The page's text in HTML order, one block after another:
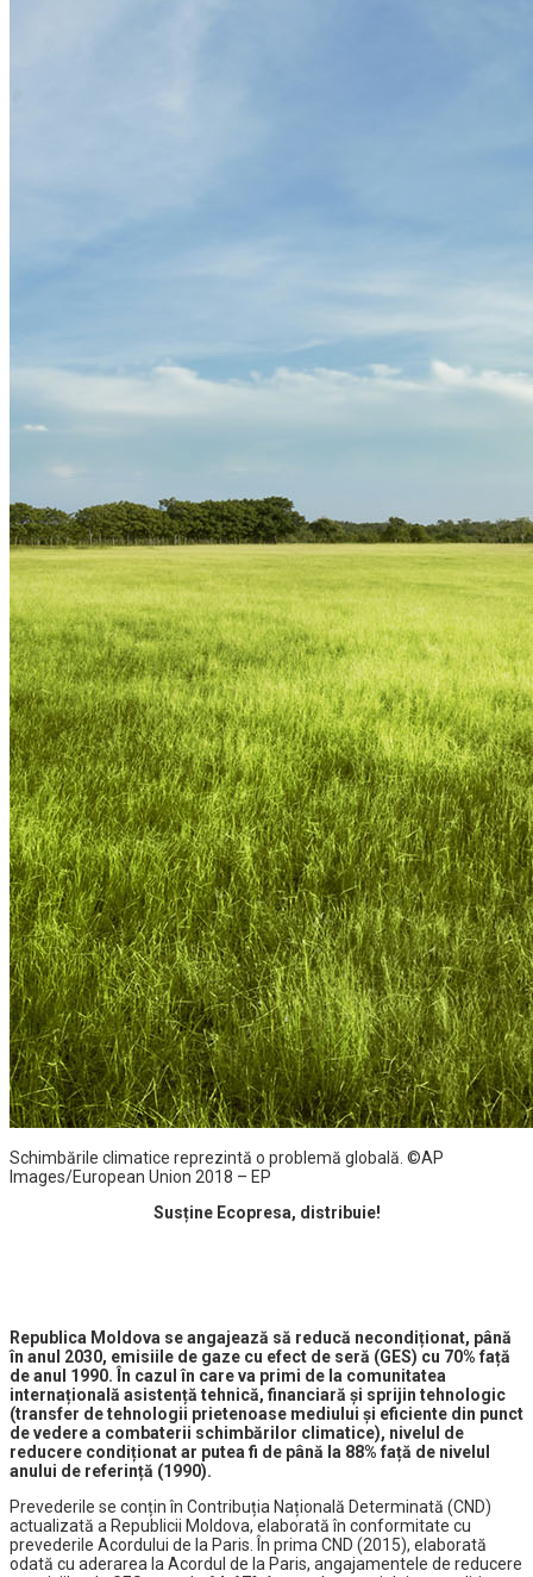
Schimbările climatice reprezintă o problemă globală. ©AP
Images/European Union 2018 – EP
Susține Ecopresa, distribuie!
Republica Moldova se angajează să reducă necondiționat, până
în anul 2030, emisiile de gaze cu efect de seră (GES) cu 70% față
de anul 1990. În cazul în care va primi de la comunitatea
internațională asistență tehnică, financiară și sprijin tehnologic
(transfer de tehnologii prietenoase mediului și eficiente din punct
de vedere a combaterii schimbărilor climatice), nivelul de
reducere condiționat ar putea fi de până la 88% față de nivelul
anului de referință (1990).
Prevederile se conțin în Contribuția Națională Determinată (CND)
actualizată a Republicii Moldova, elaborată în conformitate cu
prevederile Acordului de la Paris. În prima CND (2015), elaborată
odată cu aderarea la Acordul de la Paris, angajamentele de reducere